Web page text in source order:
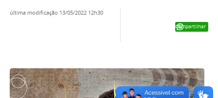
Compartilhar
última modificação 13/05/2022 12h30